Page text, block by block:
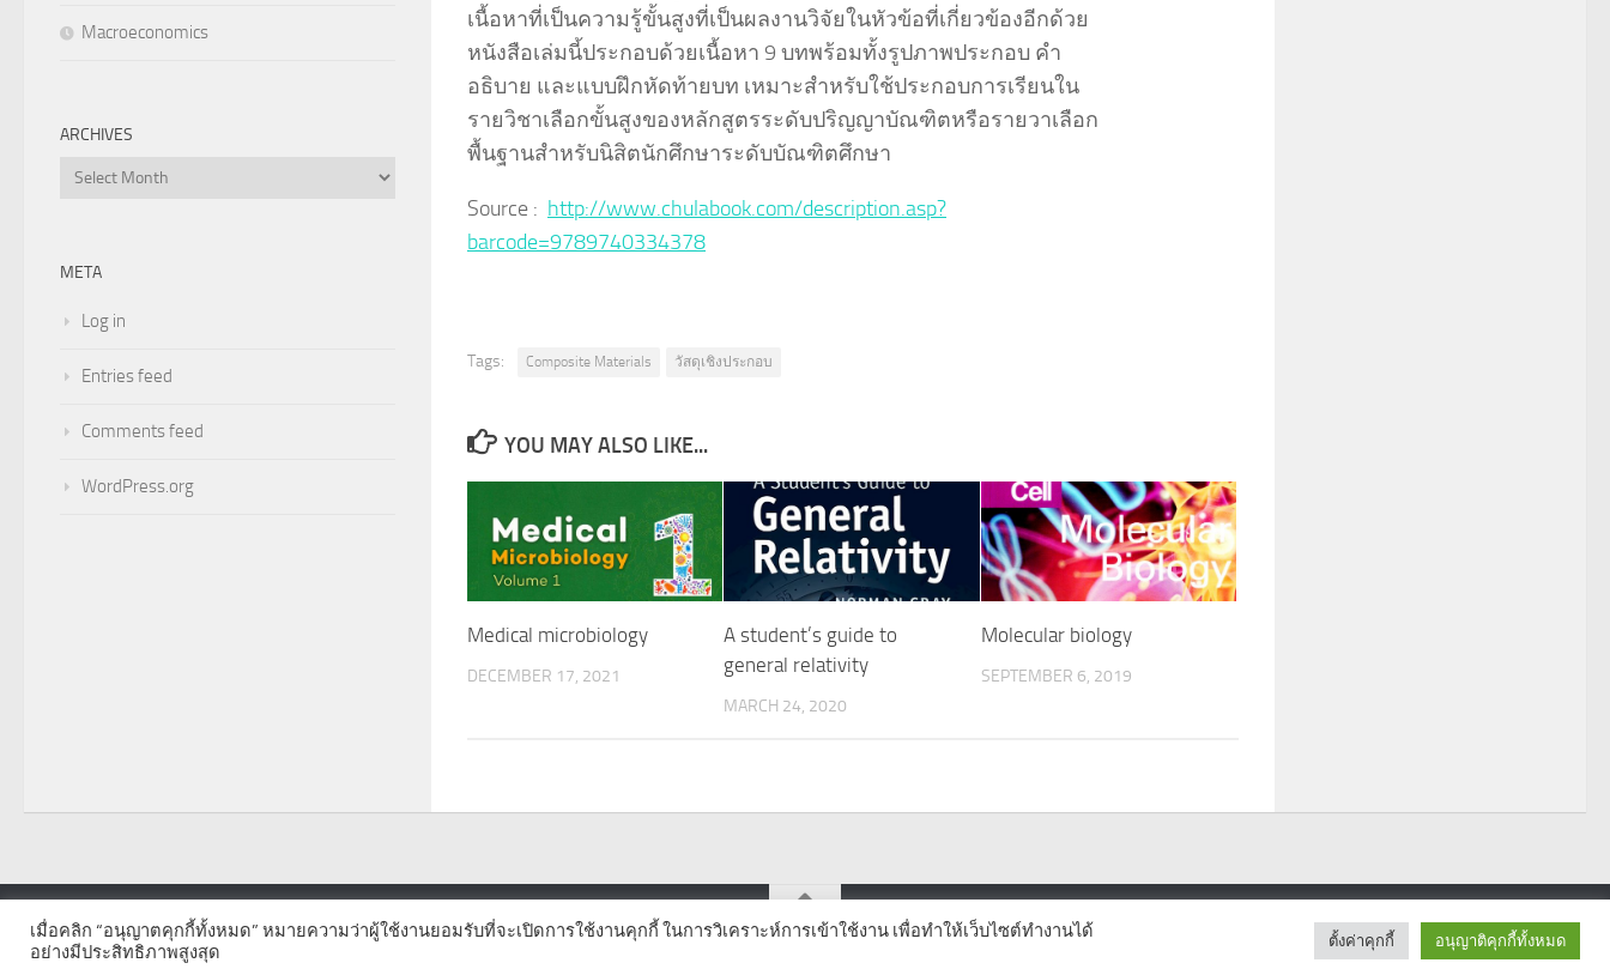
เนื้อหาที่เป็นความรู้ขั้นสูงที่เป็นผลงานวิจัยในหัวข้อที่เกี่ยวข้องอีกด้วย
หนังสือเล่มนี้ประกอบด้วยเนื้อหา 9 บทพร้อมทั้งรูปภาพประกอบ คำ
อธิบาย และแบบฝึกหัดท้ายบท เหมาะสำหรับใช้ประกอบการเรียนใน
รายวิชาเลือกขั้นสูงของหลักสูตรระดับปริญญาบัณฑิตหรือรายวาเลือก
พื้นฐานสำหรับนิสิตนักศึกษาระดับบัณฑิตศึกษา
Source : http://www.chulabook.com/description.asp?
barcode=9789740334378
Tags: Composite Materials วัสดุเชิงประกอบ
YOU MAY ALSO LIKE...
Medical microbiology
DECEMBER 17, 2021
A student’s guide to
general relativity
MARCH 24, 2020
Molecular biology
SEPTEMBER 6, 2019
Macroeconomics
ARCHIVES
Archives
META
Log in
Entries feed
Comments feed
WordPress.org
© 2026. All Rights Reserved.
เมื่อคลิก “อนุญาตคุกกี้ทั้งหมด” หมายความว่าผู้ใช้งานยอมรับที่จะเปิดการใช้งานคุกกี้ ในการวิเคราะห์การเข้าใช้งาน เพื่อทำให้เว็บไซต์ทำงานได้
อย่างมีประสิทธิภาพสูงสุด
ตั้งค่าคุกกี้ อนุญาติคุกกี้ทั้งหมด